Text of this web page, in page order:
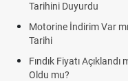
Tarihini Duyurdu
Motorine İndirim Var
Tarihi
Fındık Fiyatı Açıklandı
Oldu mu?